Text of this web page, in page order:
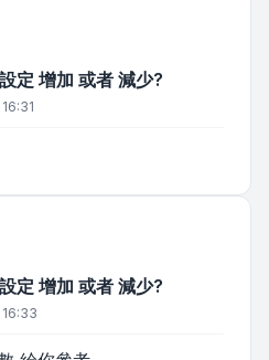
定 增加 或者 減少?
定 增加 或者 減少?